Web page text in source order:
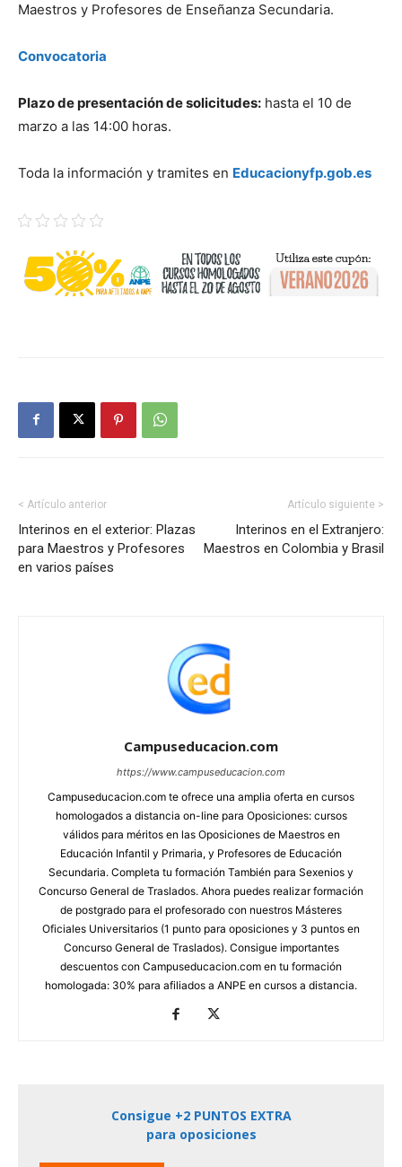
Maestros y Profesores de Enseñanza Secundaria.
Convocatoria
Plazo de presentación de solicitudes: hasta el 10 de
marzo a las 14:00 horas.
Toda la información y tramites en Educacionyfp.gob.es
< Artículo anterior
Interinos en el exterior: Plazas
para Maestros y Profesores
en varios países
Artículo siguiente >
Interinos en el Extranjero:
Maestros en Colombia y Brasil
Campuseducacion.com
https://www.campuseducacion.com
Campuseducacion.com te ofrece una amplia oferta en cursos
homologados a distancia on-line para Oposiciones: cursos
válidos para méritos en las Oposiciones de Maestros en
Educación Infantil y Primaria, y Profesores de Educación
Secundaria. Completa tu formación También para Sexenios y
Concurso General de Traslados. Ahora puedes realizar formación
de postgrado para el profesorado con nuestros Másteres
Oficiales Universitarios (1 punto para oposiciones y 3 puntos en
Concurso General de Traslados). Consigue importantes
descuentos con Campuseducacion.com en tu formación
homologada: 30% para afiliados a ANPE en cursos a distancia.
Consigue +2 PUNTOS EXTRA
para oposiciones